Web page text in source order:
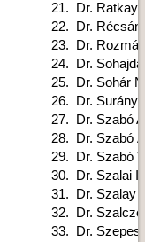
21. Dr. Ratkay
22. Dr. Récsán
23. Dr.
24. Dr.
25. Dr. Sohár
26. Dr. Surányi
27. Dr. Szabó
28. Dr. Szabó
29. Dr. Szabó
30. Dr. Szalai
31. Dr. Szalay
32. Dr.
33. Dr.